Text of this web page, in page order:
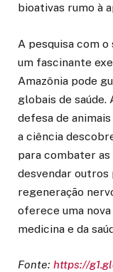
bioativas rumo à
A pesquisa com
um fascinante
Amazônia pode
globais de
defesa de
a ciência
para combater
desvendar
regeneração
oferece uma
medicina e da
Fonte: https://